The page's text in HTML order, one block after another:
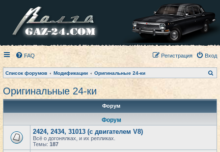
FAQ Вход
Регистрация
Список форумов Модификации Оригинальные 24-ки
о
Оригинальные 24-ки
Форум
Форум
2424, 2434, 31013 (с двигателем V8)
Всё о догонялках, и их репликах.
Темы: 187